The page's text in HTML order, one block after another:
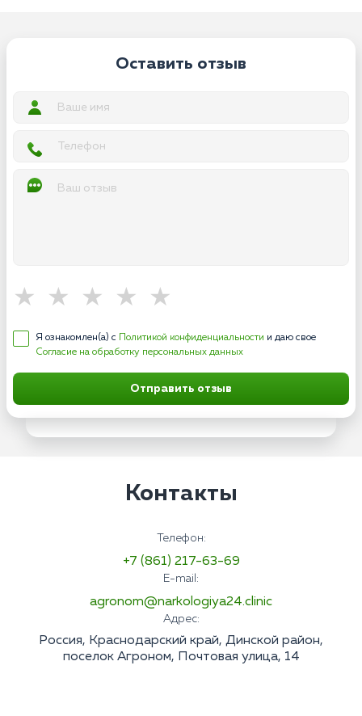
Оставить отзыв
Я ознакомлен(а) с Политикой конфиденциальности и даю свое
Согласие на обработку персональных данных
Отправить отзыв
Контакты
Телефон:
+7 (861) 217-63-69
E-mail:
agronom@narkologiya24.clinic
Адрес:
Россия, Краснодарский край, Динской район,
поселок Агроном, Почтовая улица, 14